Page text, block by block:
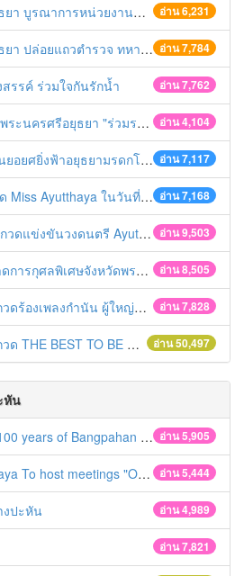
อ่าน 6,231
งสุดกับผู้ประกอบการร้านค้าที่ยังฝ่าฝืนตั้งร้านค้ารุกล้ำเขตพื้นที่ทางหลวง เตรียมความปลอดภัยก่อนเทศกาลสงกรานต์
อ่าน 7,784
มท่ารถสาธารณะ สถานีขนส่งรถโดยสาร วินรถตู้ และสถานีรถไฟ เตรียมรับมือเทศกาลสงกรานต์
อ่าน 7,762
รรค์ ร่วมใจกันรักน้ำ
อ่าน 4,104
บช้า เปิดไฟหน้า คาดเข็มขัด" เทศกาลสงกรานต์ ปี 2561
อ่าน 7,117
ยศยิ่งฟ้าอยุธยามรดกโลก
อ่าน 7,168
ในวันที่ 15 ธันวาคม 2560
อ่าน 9,503
นตรี Ayutthaya battle of the bands
อ่าน 8,505
ศษจังหวัดพระนครศรีอยุธยา 2560
อ่าน 7,828
งเพลงกำนัน ผู้ใหญ่บ้าน ฯลฯ
อ่าน 50,497
TO BE NUMBER ONE
หัน
อ่าน 5,905
of Bangpahan district.
อ่าน 5,444
meetings "Official" Unofficial
อ่าน 4,989
งปะหัน
อ่าน 7,821